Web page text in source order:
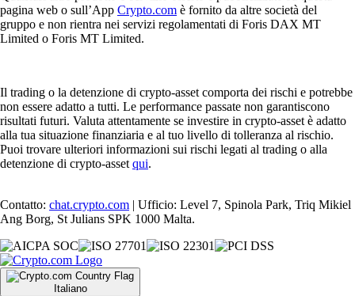
pagina web o sull’App Crypto.com è fornito da altre società del
gruppo e non rientra nei servizi regolamentati di Foris DAX MT
Limited o Foris MT Limited.
Il trading o la detenzione di crypto-asset comporta dei rischi e potrebbe
non essere adatto a tutti. Le performance passate non garantiscono
risultati futuri. Valuta attentamente se investire in crypto-asset è adatto
alla tua situazione finanziaria e al tuo livello di tolleranza al rischio.
Puoi trovare ulteriori informazioni sui rischi legati al trading o alla
detenzione di crypto-asset qui.
Contatto: chat.crypto.com | Ufficio: Level 7, Spinola Park, Triq Mikiel
Ang Borg, St Julians SPK 1000 Malta.
Italiano